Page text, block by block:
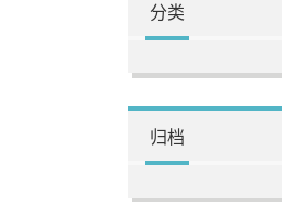
分类
归档